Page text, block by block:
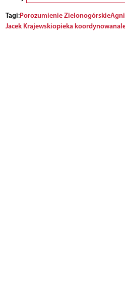
Tagi:Porozumienie Zielonogórskie
Jacek Krajewskiopieka koordynowana